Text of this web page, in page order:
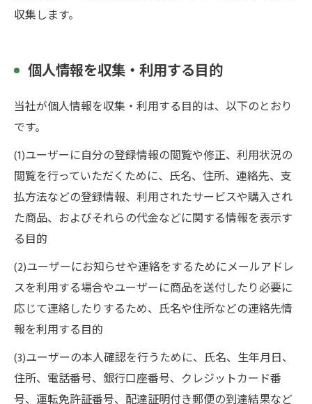
収集します。
個人情報を収集・利用する目的
当社が個人情報を収集・利用する目的は、以下のとおり
です。
(1)ユーザーに自分の登録情報の閲覧や修正、利用状況の
閲覧を行っていただくために、氏名、住所、連絡先、支
払方法などの登録情報、利用されたサービスや購入され
た商品、およびそれらの代金などに関する情報を表示す
る目的
(2)ユーザーにお知らせや連絡をするためにメールアドレ
スを利用する場合やユーザーに商品を送付したり必要に
応じて連絡したりするため、氏名や住所などの連絡先情
報を利用する目的
(3)ユーザーの本人確認を行うために、氏名、生年月日、
住所、電話番号、銀行口座番号、クレジットカード番
号、運転免許証番号、配達証明付き郵便の到達結果など